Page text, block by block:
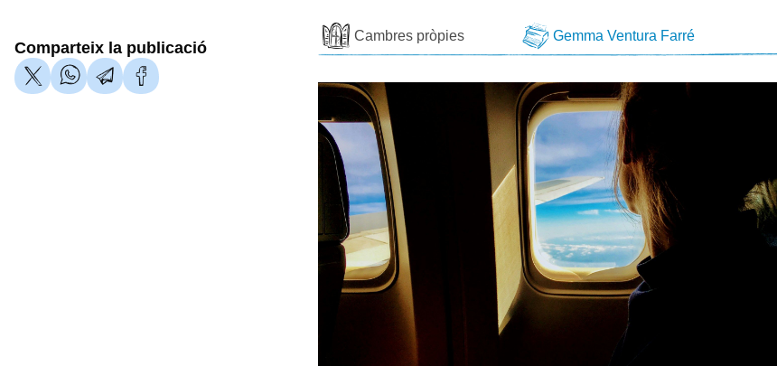
Cambres pròpies Gemma Ventura Farré
Comparteix la publicació